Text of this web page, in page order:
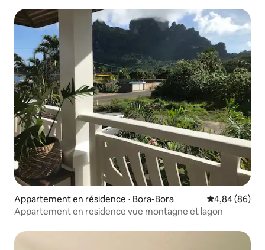
Appartement en résidence ⋅ Bora-Bora Évaluation
4,84 (86)
Appartement en residence vue montagne et lagon